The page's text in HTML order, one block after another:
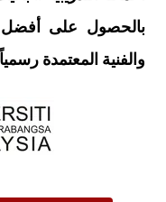
بالحصول على أفضل
والفنية المعتمدة